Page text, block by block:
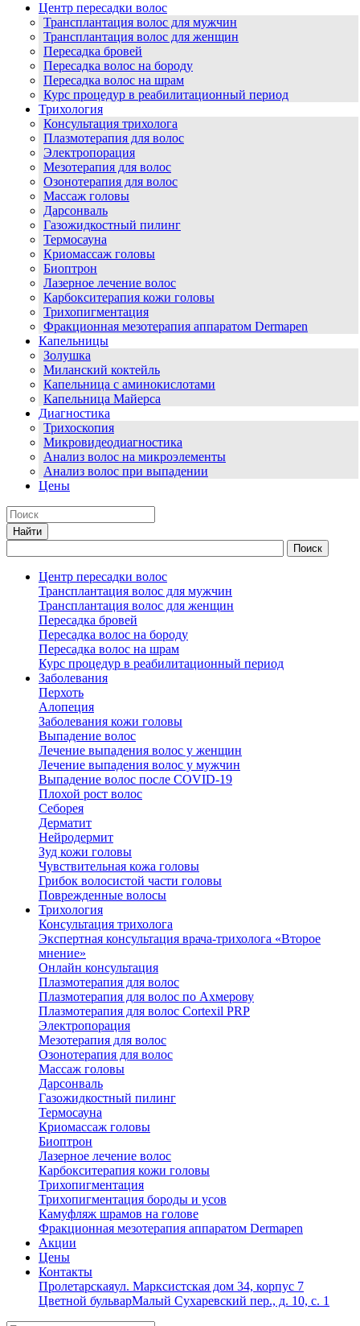
Центр пересадки волос
Трансплантация волос для мужчин
Трансплантация волос для женщин
Пересадка бровей
Пересадка волос на бороду
Пересадка волос на шрам
Курс процедур в реабилитационный период
Трихология
Консультация трихолога
Плазмотерапия для волос
Электропорация
Мезотерапия для волос
Озонотерапия для волос
Массаж головы
Дарсонваль
Газожидкостный пилинг
Термосауна
Криомассаж головы
Биоптрон
Лазерное лечение волос
Карбокситерапия кожи головы
Трихопигментация
Фракционная мезотерапия аппаратом Dermapen
Капельницы
Золушка
Миланский коктейль
Капельница с аминокислотами
Капельница Майерса
Диагностика
Трихоскопия
Микровидеодиагностика
Анализ волос на микроэлементы
Анализ волос при выпадении
Цены
Центр пересадки волос
Трансплантация волос для мужчин
Трансплантация волос для женщин
Пересадка бровей
Пересадка волос на бороду
Пересадка волос на шрам
Курс процедур в реабилитационный период
Заболевания
Перхоть
Алопеция
Заболевания кожи головы
Выпадение волос
Лечение выпадения волос у женщин
Лечение выпадения волос у мужчин
Выпадение волос после COVID-19
Плохой рост волос
Cеборея
Дерматит
Нейродермит
Зуд кожи головы
Чувствительная кожа головы
Грибок волосистой части головы
Поврежденные волосы
Трихология
Консультация трихолога
Экспертная консультация врача-трихолога «Второе
мнение»
Онлайн консультация
Плазмотерапия для волос
Плазмотерапия для волос по Ахмерову
Плазмотерапия для волос Cortexil PRP
Электропорация
Мезотерапия для волос
Озонотерапия для волос
Массаж головы
Дарсонваль
Газожидкостный пилинг
Термосауна
Криомассаж головы
Биоптрон
Лазерное лечение волос
Карбокситерапия кожи головы
Трихопигментация
Трихопигментация бороды и усов
Камуфляж шрамов на голове
Фракционная мезотерапия аппаратом Dermapen
Акции
Цены
Контакты
Пролетарскаяул. Марксистская дом 34, корпус 7
Цветной бульварМалый Сухаревский пер., д. 10, с. 1